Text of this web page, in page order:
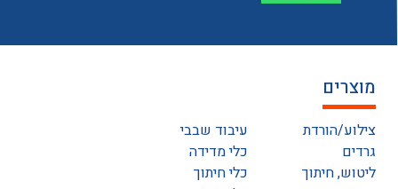
מוצרים
צילוע/הורדת
גרדים
ליטוש, חיתוך
עיבוד שבבי
כלי מדידה
כלי חיתוך